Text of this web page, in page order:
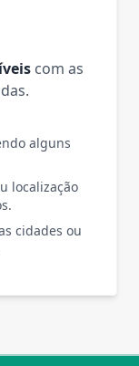
com as
alguns
localização
cidades ou